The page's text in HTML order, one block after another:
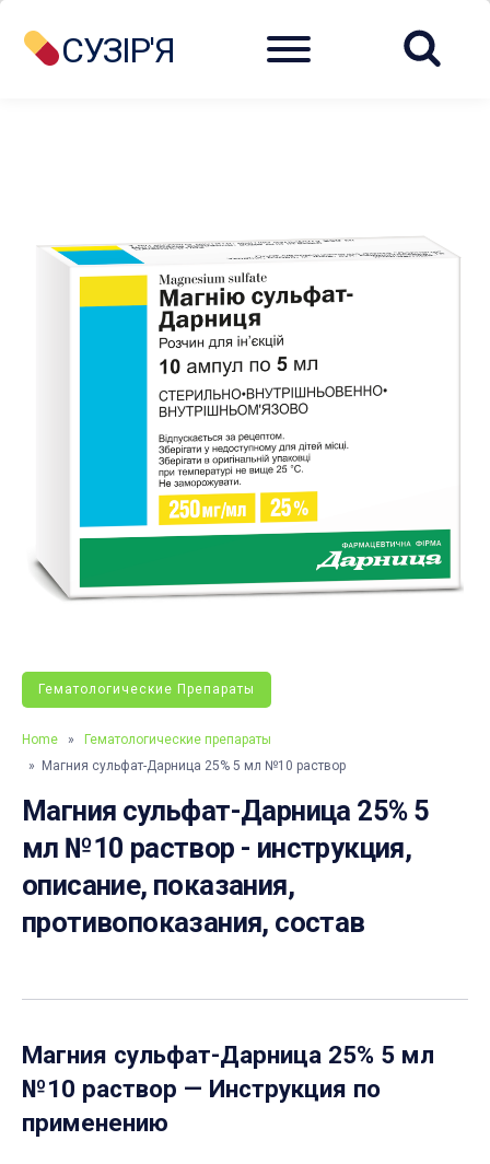
СУЗІР'Я Menu
Гематологические Препараты
Home »
Гематологические препараты
» Магния сульфат-Дарница 25% 5 мл №10 раствор
Магния сульфат-Дарница 25% 5
мл №10 раствор - инструкция,
описание, показания,
противопоказания, состав
Магния сульфат-Дарница 25% 5 мл
№10 раствор — Инструкция по
применению